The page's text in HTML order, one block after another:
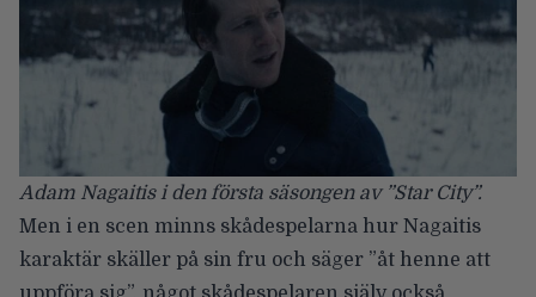
Adam Nagaitis i den första säsongen av ”Star City”.
Men i en scen minns skådespelarna hur Nagaitis
karaktär skäller på sin fru och säger ”åt henne att